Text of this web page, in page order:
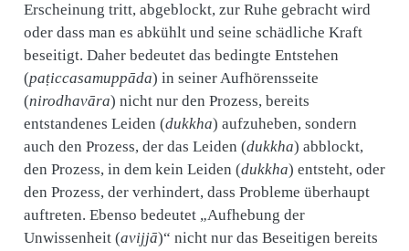
Erscheinung tritt, abgeblockt, zur Ruhe gebracht wird
oder dass man es abkühlt und seine schädliche Kraft
beseitigt. Daher bedeutet das bedingte Entstehen
(paṭiccasamuppāda) in seiner Aufhörensseite
(nirodhavāra) nicht nur den Prozess, bereits
entstandenes Leiden (dukkha) aufzuheben, sondern
auch den Prozess, der das Leiden (dukkha) abblockt,
den Prozess, in dem kein Leiden (dukkha) entsteht, oder
den Prozess, der verhindert, dass Probleme überhaupt
auftreten. Ebenso bedeutet „Aufhebung der
Unwissenheit (avijjā)“ nicht nur das Beseitigen bereits